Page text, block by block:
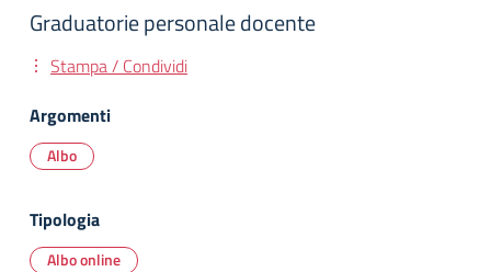
Graduatorie personale docente
Stampa / Condividi
Argomenti
Albo
Tipologia
Albo online